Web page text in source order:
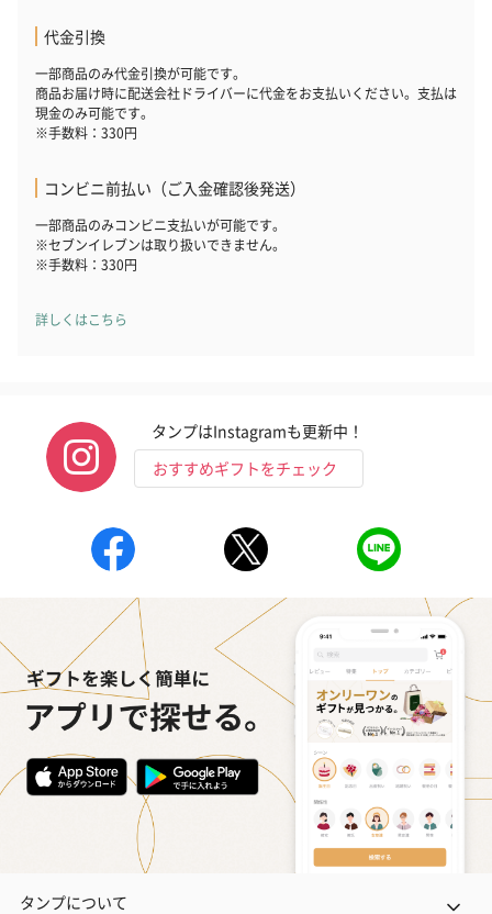
お酒
お酒を同梱してお届けいたします。
※20歳未満の方への酒類の販売はいたしません。
おつまみ・その他
いぶりがっことチーズ
のオイル漬（981円）
ごろっとうまみ チーズ
のオイル漬（塩麹&レモ
ン）（981円）
しょっつるナ
円）
代金引換
一部商品のみ代金引換が可能です。
商品お届け時に配送会社ドライバーに代金をお支払いください。支払は
現金のみ可能です。
※手数料：330円
コンビニ前払い（ご入金確認後発送）
一部商品のみコンビニ支払いが可能です。
※セブンイレブンは取り扱いできません。
※手数料：330円
詳しくはこちら
タンプはInstagramも更新中！
おすすめギフトをチェック
タンプについて